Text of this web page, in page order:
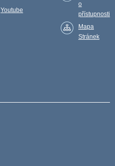
Youtube
o
přístupnosti
Mapa
Stránek